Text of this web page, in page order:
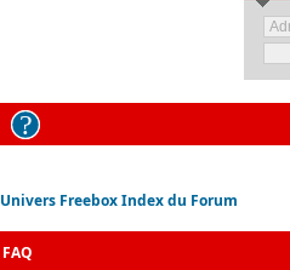
Univers Freebox Index du Forum
FAQ